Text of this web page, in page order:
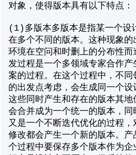
对象，使得版本具有以下特点：
(1)多版本多版本是指某一个设
在多个不同的版本。这种现象
环境在空问和时删上的分布性
发过程是一个多领域专家合作
案的过程。在这个过程中，不同
的出发点考虑，会生成同一个设
这些同时产生和存在的版本其
会合并成为一个统一的版本，
又是一个不断迭代优化的过程，
修改都会产生一个新的版本。
个过程中要保存多个版本作为企